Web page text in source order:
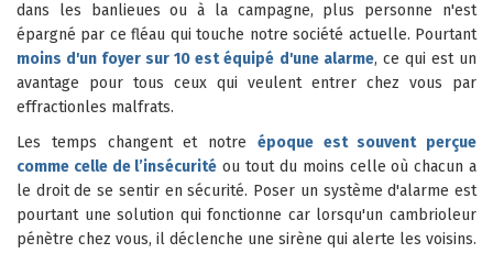
dans les banlieues ou à la campagne, plus personne n'est
épargné par ce fléau qui touche notre société actuelle. Pourtant
moins d'un foyer sur 10 est équipé d'une alarme, ce qui est un
avantage pour tous ceux qui veulent entrer chez vous par
effractionles malfrats.
Les temps changent et notre époque est souvent perçue
comme celle de l’insécurité ou tout du moins celle où chacun a
le droit de se sentir en sécurité. Poser un système d'alarme est
pourtant une solution qui fonctionne car lorsqu'un cambrioleur
pénètre chez vous, il déclenche une sirène qui alerte les voisins.